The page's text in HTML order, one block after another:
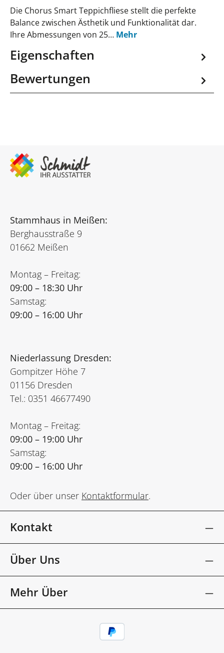
Die Chorus Smart Teppichfliese stellt die perfekte
Balance zwischen Ästhetik und Funktionalität dar.
Ihre Abmessungen von 25… Mehr
Eigenschaften
Bewertungen
Stammhaus in Meißen:
Berghausstraße 9
01662 Meißen
Montag – Freitag:
09:00 – 18:30 Uhr
Samstag:
09:00 – 16:00 Uhr
Niederlassung Dresden:
Gompitzer Höhe 7
01156 Dresden
Tel.: 0351 46677490
Montag – Freitag:
09:00 – 19:00 Uhr
Samstag:
09:00 – 16:00 Uhr
Oder über unser Kontaktformular.
Kontakt
Über Uns
Mehr Über